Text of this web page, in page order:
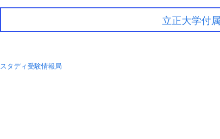
立正大学付
スタディ受験情報局